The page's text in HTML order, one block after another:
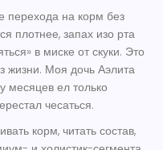
перехода на корм без
плотнее, запах изо рта
в миске от скуки. Это
жизни. Моя дочь Аэлита
месяцев ел только
чесаться.
корм, читать состав,